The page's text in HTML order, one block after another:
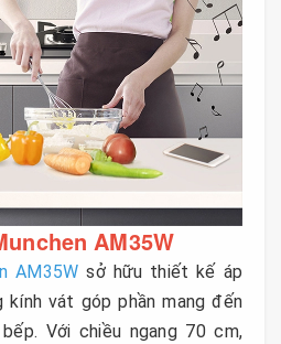
AM35W
AM35W sở hữu thiết kế áp
kính vát góp phần mang đến
Với chiều ngang 70 cm,